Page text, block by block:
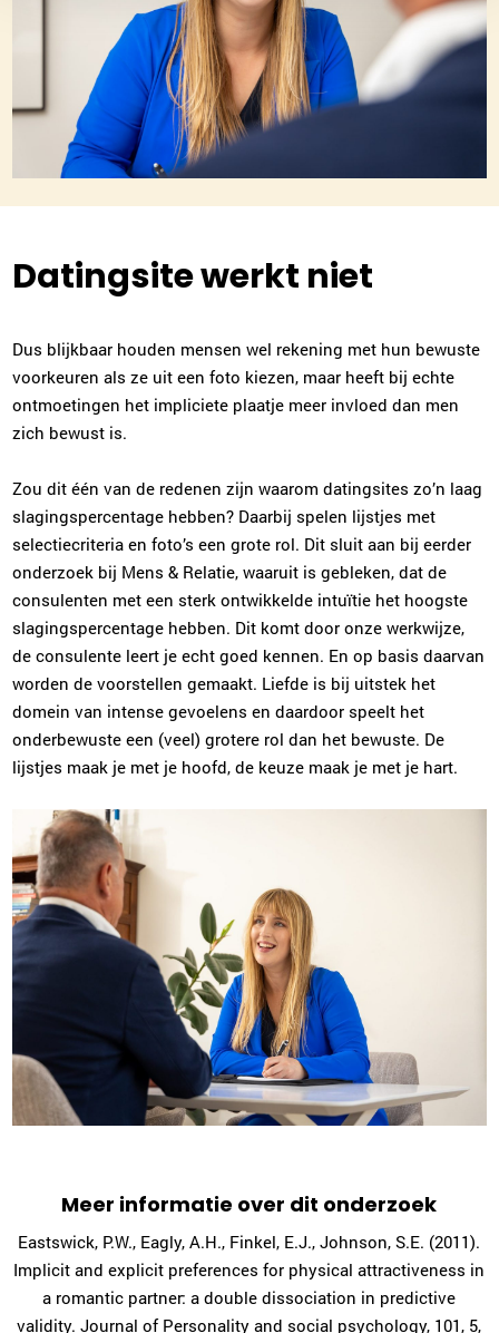
Datingsite werkt niet
Dus blijkbaar houden mensen wel rekening met hun bewuste
voorkeuren als ze uit een foto kiezen, maar heeft bij echte
ontmoetingen het impliciete plaatje meer invloed dan men
zich bewust is.
Zou dit één van de redenen zijn waarom datingsites zo’n laag
slagingspercentage hebben? Daarbij spelen lijstjes met
selectiecriteria en foto’s een grote rol. Dit sluit aan bij eerder
onderzoek bij Mens & Relatie, waaruit is gebleken, dat de
consulenten met een sterk ontwikkelde intuïtie het hoogste
slagingspercentage hebben. Dit komt door onze werkwijze,
de consulente leert je echt goed kennen. En op basis daarvan
worden de voorstellen gemaakt. Liefde is bij uitstek het
domein van intense gevoelens en daardoor speelt het
onderbewuste een (veel) grotere rol dan het bewuste. De
lijstjes maak je met je hoofd, de keuze maak je met je hart.
Meer informatie over dit onderzoek
Eastswick, P.W., Eagly, A.H., Finkel, E.J., Johnson, S.E. (2011).
Implicit and explicit preferences for physical attractiveness in
a romantic partner: a double dissociation in predictive
validity. Journal of Personality and social psychology, 101, 5,